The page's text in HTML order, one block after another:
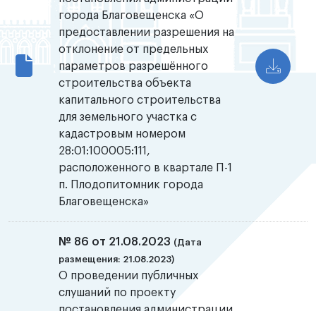
города Благовещенска «О
предоставлении разрешения на
отклонение от предельных
параметров разрешённого
строительства объекта
капитального строительства
для земельного участка с
кадастровым номером
28:01:100005:111,
расположенного в квартале П-1
п. Плодопитомник города
Благовещенска»
№ 86 от 21.08.2023 (Дата
размещения: 21.08.2023)
О проведении публичных
слушаний по проекту